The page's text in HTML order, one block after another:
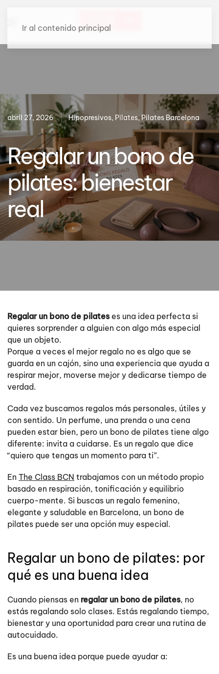
Ir al contenido principal
abril 27, 2026 Hipopresivos, Pilates, Pilates Barcelona
Regalar un bono de
pilates: bienestar
real
Regalar un bono de pilateses una idea perfecta si
quieres sorprender a alguien con algo más especial
que un objeto.
Porque a veces el mejor regalo no es algo que se
guarda en un cajón, sino una experiencia que ayuda a
respirar mejor, moverse mejor y dedicarse tiempo de
verdad.
Cada vez buscamos regalos más personales, útiles y
con sentido. Un perfume, una prenda o una cena
pueden estar bien, pero un bono de pilates tiene algo
diferente: invita a cuidarse. Es un regalo que dice
“quiero que tengas un momento para ti”.
En The Class BCN trabajamos con un método propio
basado en respiración, tonificación y equilibrio
cuerpo-mente. Si buscas un regalo femenino,
elegante y saludable en Barcelona, un bono de
pilates puede ser una opción muy especial.
Regalar un bono de pilates: por
qué es una buena idea
Cuando piensas en regalar un bono de pilates, no
estás regalando solo clases. Estás regalando tiempo,
bienestar y una oportunidad para crear una rutina de
autocuidado.
Es una buena idea porque puede ayudar a: